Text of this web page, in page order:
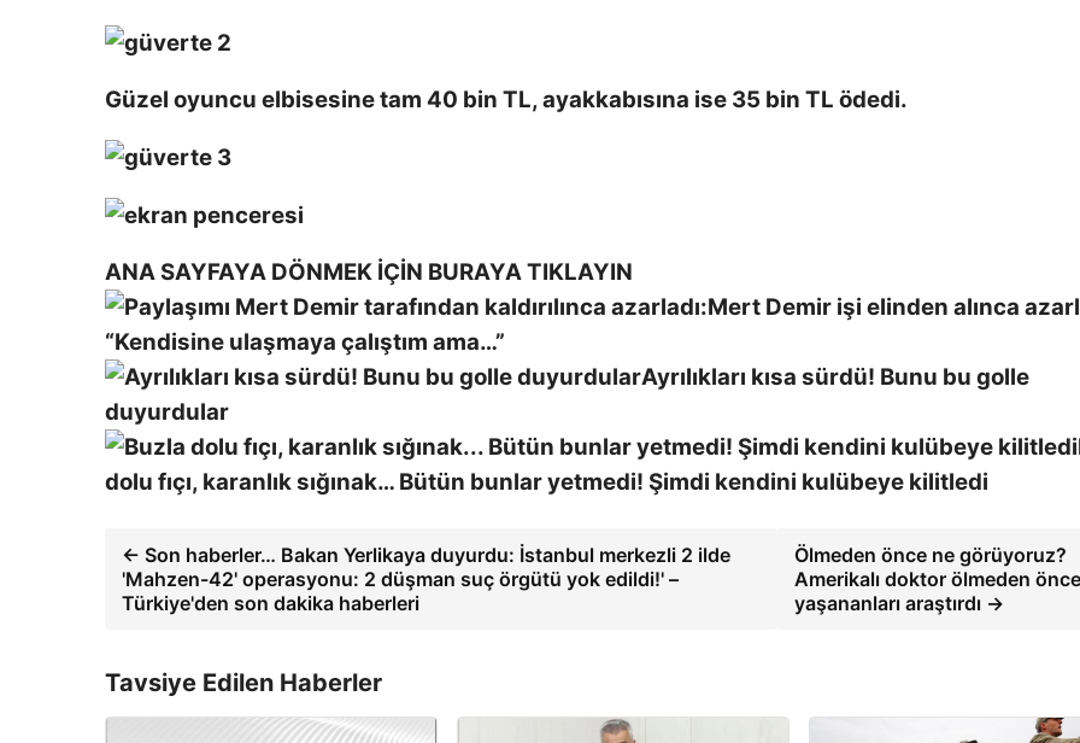
Güzel oyuncu elbisesine tam 40 bin TL, ayakkabısına ise 35 bin TL ödedi.
ANA SAYFAYA DÖNMEK İÇİN BURAYA TIKLAYIN
Mert Demir işi elinden alınca
“Kendisine ulaşmaya çalıştım ama…”
Ayrılıkları kısa sürdü! Bunu bu golle
duyurdular
dolu fıçı, karanlık sığınak… Bütün bunlar yetmedi! Şimdi kendini kulübeye kilitledi
← Son haberler… Bakan Yerlikaya duyurdu: İstanbul merkezli 2 ilde
'Mahzen-42' operasyonu: 2 düşman suç örgütü yok edildi!' –
Türkiye'den son dakika haberleri
Ölmeden önce ne görüyoruz?
Amerikalı doktor ölmeden önce
yaşananları araştırdı →
Tavsiye Edilen Haberler